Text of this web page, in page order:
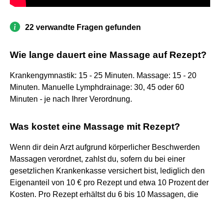
22 verwandte Fragen gefunden
Wie lange dauert eine Massage auf Rezept?
Krankengymnastik: 15 - 25 Minuten. Massage: 15 - 20
Minuten. Manuelle Lymphdrainage: 30, 45 oder 60
Minuten - je nach Ihrer Verordnung.
Was kostet eine Massage mit Rezept?
Wenn dir dein Arzt aufgrund körperlicher Beschwerden
Massagen verordnet, zahlst du, sofern du bei einer
gesetzlichen Krankenkasse versichert bist, lediglich den
Eigenanteil von 10 € pro Rezept und etwa 10 Prozent der
Kosten. Pro Rezept erhältst du 6 bis 10 Massagen, die